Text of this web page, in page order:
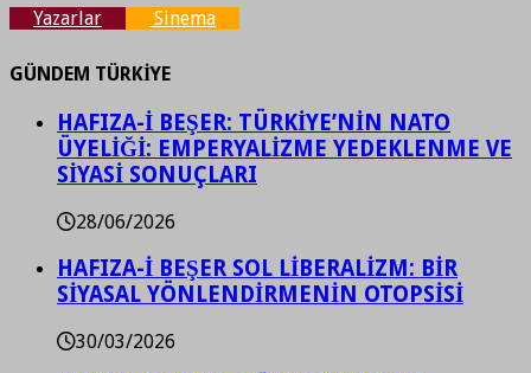
Yazarlar Sinema
GÜNDEM TÜRKİYE
HAFIZA-İ BEŞER: TÜRKİYE’NİN NATO
ÜYELİĞİ: EMPERYALİZME YEDEKLENME VE
SİYASİ SONUÇLARI
28/06/2026
HAFIZA-İ BEŞER SOL LİBERALİZM: BİR
SİYASAL YÖNLENDİRMENİN OTOPSİSİ
30/03/2026